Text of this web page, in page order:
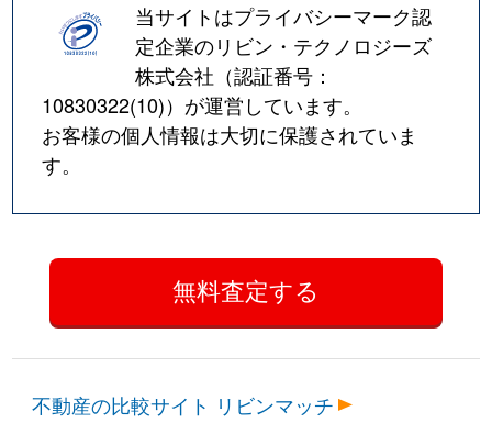
当サイトはプライバシーマーク認
定企業のリビン・テクノロジーズ
株式会社（認証番号：
10830322(10)）が運営しています。
お客様の個人情報は大切に保護されていま
す。
不動産の比較サイト リビンマッチ